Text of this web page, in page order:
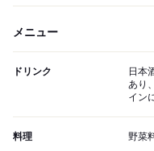
メニュー
ドリンク
日本
あり
イン
料理 野菜